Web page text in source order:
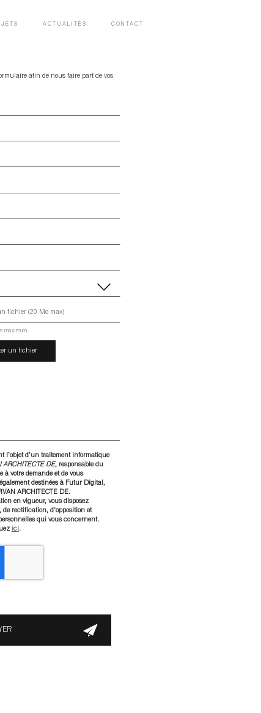
ACTUALITÉS CONTACT
afin de nous faire part de vos
maximum.
un fichier
l’objet d’un traitement informatique
ARCHITECTE DE, responsable du
votre demande et de vous
destinées à Futur Digital,
ARCHITECTE DE.
en vigueur, vous disposez
rectification, d'opposition et
qui vous concernent.
ici.